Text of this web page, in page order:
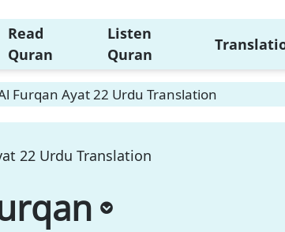
Read
Quran
Listen
Quran
Furqan Ayat 22 Urdu Translation
22 Urdu Translation